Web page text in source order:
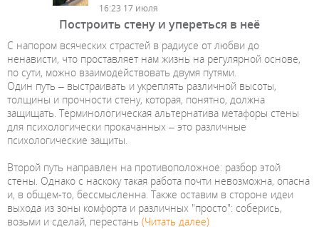
16:23 17 июля
Построить стену и упереться в неё
С напором всяческих страстей в радиусе от любви до
ненависти, что проставляет нам жизнь на регулярной основе,
по сути, можно взаимодействовать двумя путями.
Один путь – выстраивать и укреплять различной высоты,
толщины и прочности стену, которая, понятно, должна
защищать. Терминологическая альтернатива метафоры стены
для психологически прокачанных – это различные
психологические защиты.
Второй путь направлен на противоположное: разбор этой
стены. Однако с наскоку такая работа почти невозможна, опасна
и, в общем-то, бессмысленна. Также оставим в стороне идеи
выхода из зоны комфорта и различных "просто": соберись,
возьми и сделай, перестань (Читать далее)